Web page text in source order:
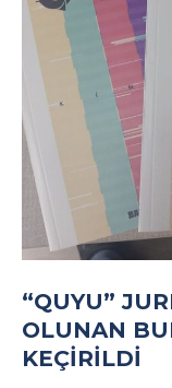
“QUYU”
OLUNAN
KEÇIRILDI